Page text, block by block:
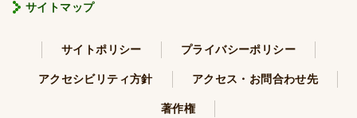
サイトマップ
サイトポリシー プライバシーポリシー
アクセシビリティ方針 アクセス・お問合わせ先
著作権